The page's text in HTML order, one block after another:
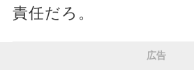
責任だろ。
広告